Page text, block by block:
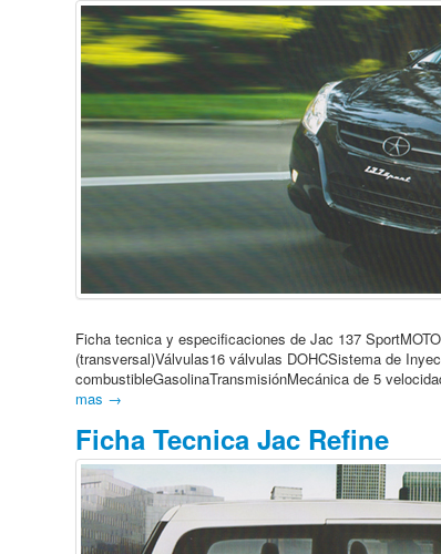
Ficha tecnica y especificaciones de Jac 137
(transversal)Válvulas16 válvulas DOHCSistema de
combustibleGasolinaTransmisiónMecánica de 5
mas →
Ficha Tecnica Jac Refine